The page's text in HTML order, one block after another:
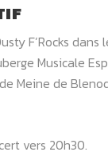
F’Rocks dans
Musicale
Meine de
vers 20h30.